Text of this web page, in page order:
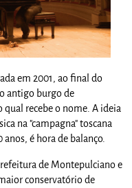
em 2001, ao final do
antigo burgo de
recebe o nome. A ideia
na "campagna" toscana
é hora de balanço.
de Montepulciano e
conservatório de